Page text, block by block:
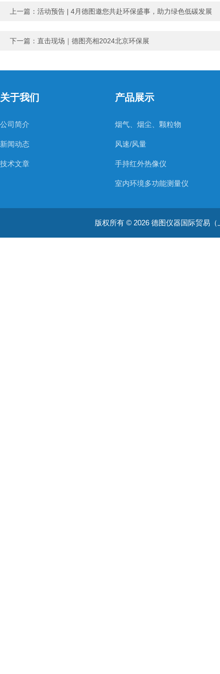
上一篇： 活动预告 | 4月德图邀您共赴环保盛事，助力绿色低碳发展
下一篇： 直击现场｜德图亮相2024北京环保展
关于我们
公司简介
新闻动态
技术文章
产品展示
烟气、烟尘、颗粒物
风速/风量
手持红外热像仪
室内环境多功能测量仪
温湿度仪器
版权所有 © 2026 德图仪器国际贸易